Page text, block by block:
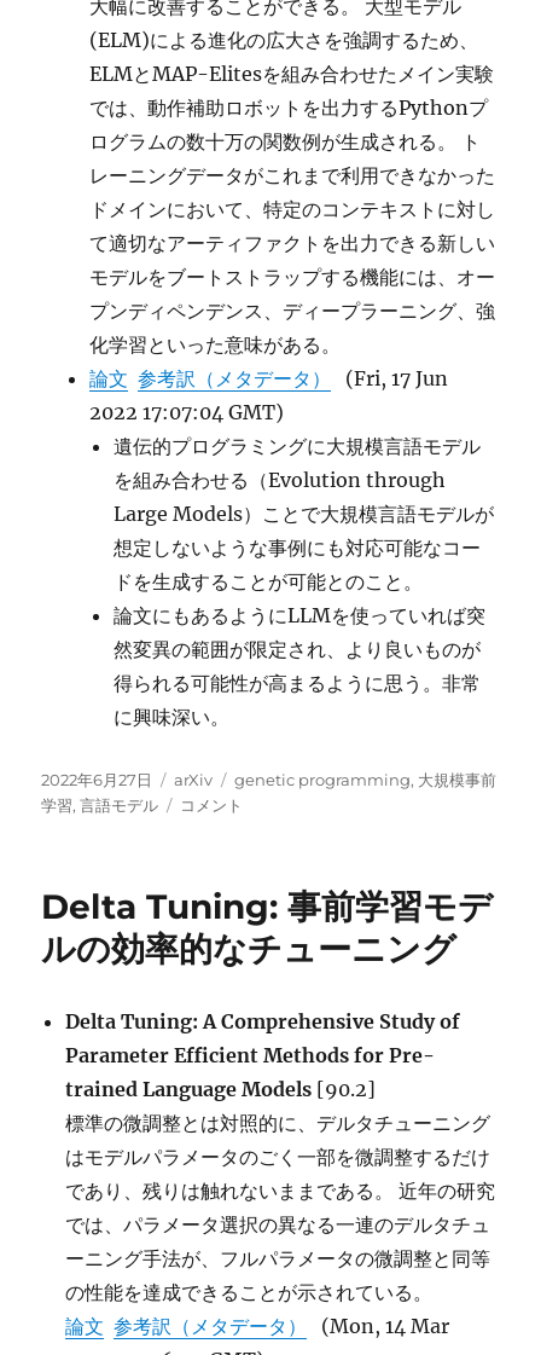
大幅に改善することができる。 大型モデル
(ELM)による進化の広大さを強調するため、
ELMとMAP-Elitesを組み合わせたメイン実験
では、動作補助ロボットを出力するPythonプ
ログラムの数十万の関数例が生成される。 ト
レーニングデータがこれまで利用できなかった
ドメインにおいて、特定のコンテキストに対し
て適切なアーティファクトを出力できる新しい
モデルをブートストラップする機能には、オー
プンディペンデンス、ディープラーニング、強
化学習といった意味がある。
論文 参考訳（メタデータ）
(Fri, 17 Jun
2022 17:07:04 GMT)
遺伝的プログラミングに大規模言語モデル
を組み合わせる（Evolution through
Large Models）ことで大規模言語モデルが
想定しないような事例にも対応可能なコー
ドを生成することが可能とのこと。
論文にもあるようにLLMを使っていれば突
然変異の範囲が限定され、より良いものが
得られる可能性が高まるように思う。非常
に興味深い。
投
稿
2022年6月27日
カ
テ
arXiv
タ
グ
genetic programming, 大規模事前
学習,言語モデル
大
語
モ
デ
遺
伝
的
ロ
グ
ラ
グ
に
コメント
Delta Tuning: 事前学習モデ
ルの効率的なチューニング
Delta Tuning: A Comprehensive Study of
Parameter Efficient Methods for Pre-
trained Language Models [90.2]
標準の微調整とは対照的に、デルタチューニング
はモデルパラメータのごく一部を微調整するだけ
であり、残りは触れないままである。 近年の研究
では、パラメータ選択の異なる一連のデルタチュ
ーニング手法が、フルパラメータの微調整と同等
の性能を達成できることが示されている。
論文 参考訳（メタデータ）
(Mon, 14 Mar